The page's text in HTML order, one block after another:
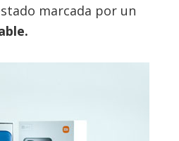
marcada por un